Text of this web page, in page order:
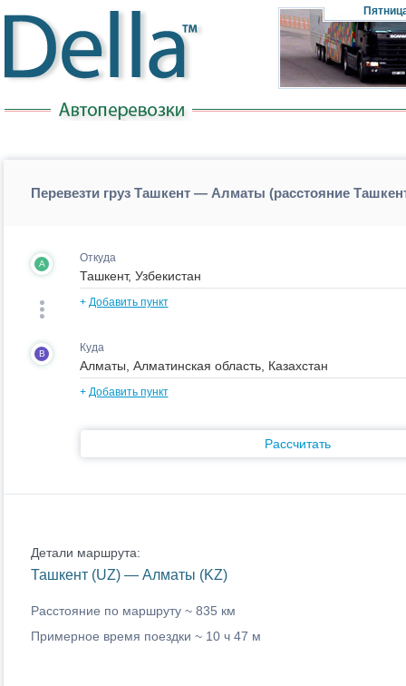
Перевезти груз Ташкент — Алматы (расстояние
A Откуда
+ Добавить пункт
B Куда
+ Добавить пункт
Рассчитать
Детали маршрута:
Ташкент (UZ) — Алматы (KZ)
Расстояние по маршруту ~ 835 км
Примерное время поездки ~ 10 ч 47 м